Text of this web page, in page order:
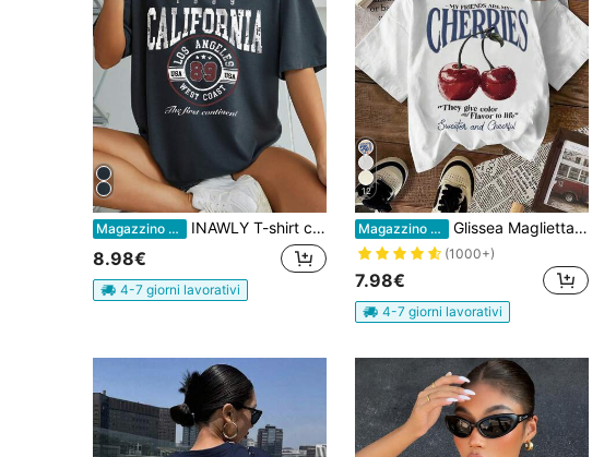
Magazzino EU INAWLY T-shirt con grafica e spalle scoperte, maglie da donna con stampa grafica
8.98€
4-7 giorni lavorativi
12
Magazzino EU Glissea Maglietta da donna con scollo rotondo, stampa di ciliegie/frutti di bosco, "Mio amico è la mia ciliegia"
(1000+)
7.98€
4-7 giorni lavorativi